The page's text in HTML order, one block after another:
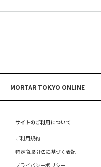
MORTAR TOKYO ONLINE
サイトのご利用について
ご利用規約
特定商取引法に基づく表記
プライバシーポリシー